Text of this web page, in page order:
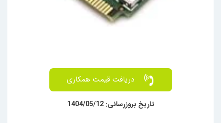
تاریخ بروزرسانی: 1404/05/12
دریافت قیمت همکاری